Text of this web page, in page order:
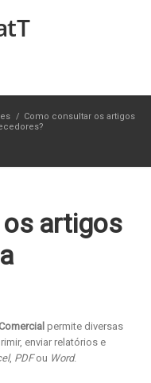
/ Como consultar os artigos
artigos
permite diversas
enviar relatórios e
, PDFou Word.